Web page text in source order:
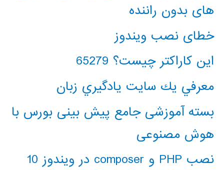
های بدون راننده
خطای نصب ویندوز
این کاراکتر چیست؟ 65279
معرفي يك سايت يادگيري زبان
بسته آموزشی جامع پیش بینی بورس با
هوش مصنوعی
نصب PHP و composer در ویندوز 10